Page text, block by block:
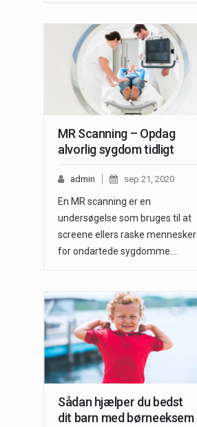
MR Scanning – Opdag
alvorlig sygdom tidligt
admin sep 21, 2020
En MR scanning er en
undersøgelse som bruges til at
screene ellers raske mennesker
for ondartede sygdomme.…
Sådan hjælper du bedst
dit barn med børneeksem